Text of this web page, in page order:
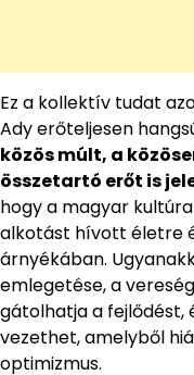
Ez a kollektív tudat
Ady erőteljesen
közös múlt, a
összetartó erőt is
hogy a magyar
alkotást hívott életre
árnyékában.
emlegetése, a
gátolhatja a fejlődést,
vezethet, amelyből
optimizmus.